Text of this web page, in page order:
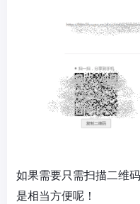
如果需要只需扫描二维
是相当方便呢！